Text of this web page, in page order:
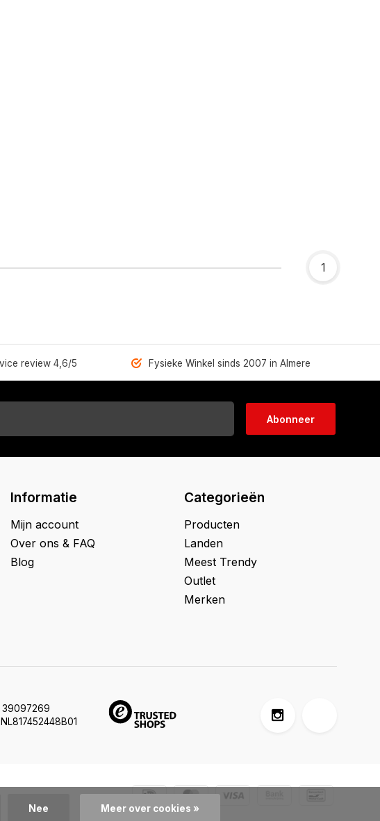
1
review 4,6/5 Fysieke Winkel sinds 2007 in Almere
Abonneer
Informatie
Mijn account
Over ons & FAQ
Blog
Categorieën
Producten
Landen
Meest Trendy
Outlet
Merken
39097269
NL817452448B01
Nee Meer over cookies »